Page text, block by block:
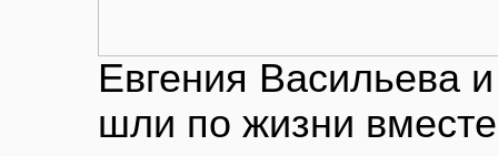
Евгения Васильева
шли по жизни вместе